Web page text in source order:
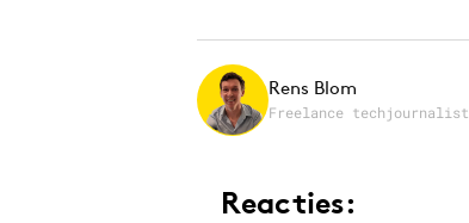
Rens Blom
Freelance techjournalist
Reacties: